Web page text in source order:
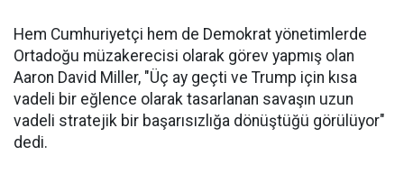
Hem Cumhuriyetçi hem de Demokrat yönetimlerde
Ortadoğu müzakerecisi olarak görev yapmış olan
Aaron David Miller, "Üç ay geçti ve Trump için kısa
vadeli bir eğlence olarak tasarlanan savaşın uzun
vadeli stratejik bir başarısızlığa dönüştüğü görülüyor"
dedi.